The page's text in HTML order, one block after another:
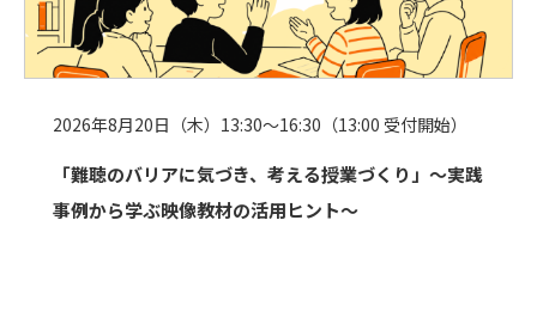
2026年8月20日（木）13:30～16:30（13:00 受付開始）
「難聴のバリアに気づき、考える授業づくり」〜実践
事例から学ぶ映像教材の活用ヒント〜